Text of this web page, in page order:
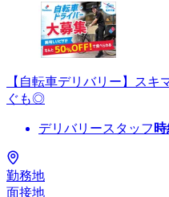
【自転車デリバリー】ス
ぐも◎
デリバリースタッフ
勤務地
面接地